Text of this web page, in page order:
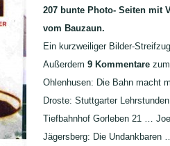
207 bunte Photo- Seiten mit
vom Bauzaun.
Ein kurzweiliger Bilder-
Außerdem 9 Kommentare
Ohlenhusen: Die Bahn macht
Droste: Stuttgarter
Tiefbahnhof Gorleben 21 …
Jägersberg: Die Undankbaren